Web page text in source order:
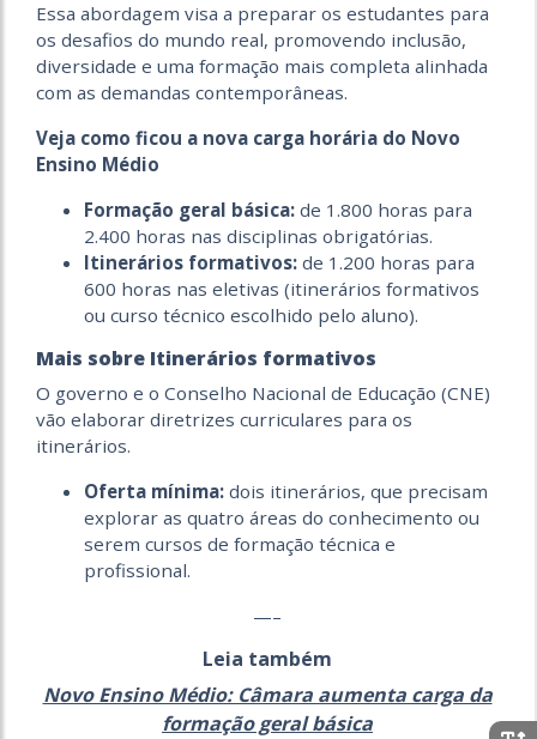
Essa abordagem visa a preparar os estudantes para
os desafios do mundo real, promovendo inclusão,
diversidade e uma formação mais completa alinhada
com as demandas contemporâneas.
Veja como ficou a nova carga horária do Novo
Ensino Médio
Formação geral básica: de 1.800 horas para
2.400 horas nas disciplinas obrigatórias.
Itinerários formativos: de 1.200 horas para
600 horas nas eletivas (itinerários formativos
ou curso técnico escolhido pelo aluno). ‎
Mais sobre Itinerários formativos
O governo e o Conselho Nacional de Educação (CNE)
vão elaborar diretrizes curriculares para os
itinerários.
Oferta mínima: dois itinerários, que precisam
explorar as quatro áreas do conhecimento ou
serem cursos de formação técnica e
profissional.
‎‎—–
Leia também
Novo Ensino Médio: Câmara aumenta carga da
formação geral básica